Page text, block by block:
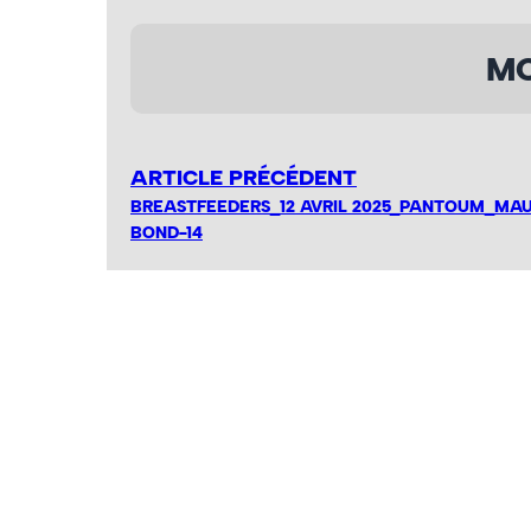
ARTICLE PRÉCÉDENT
BREASTFEEDERS_12 AVRIL
BOND-14